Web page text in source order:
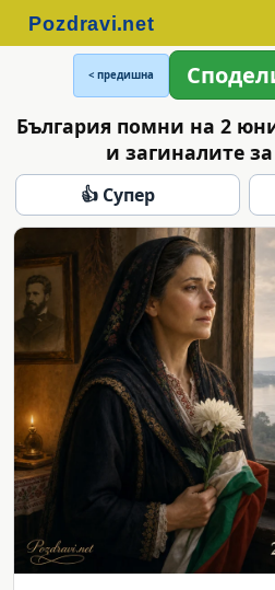
< предишна
България помни на 2
и загиналите
👍 Супер